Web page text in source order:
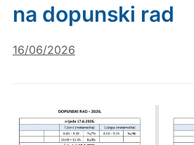
na dopunski rad
16/06/2026